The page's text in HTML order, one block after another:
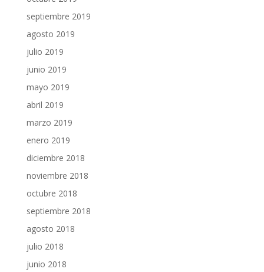
septiembre 2019
agosto 2019
julio 2019
junio 2019
mayo 2019
abril 2019
marzo 2019
enero 2019
diciembre 2018
noviembre 2018
octubre 2018
septiembre 2018
agosto 2018
julio 2018
junio 2018